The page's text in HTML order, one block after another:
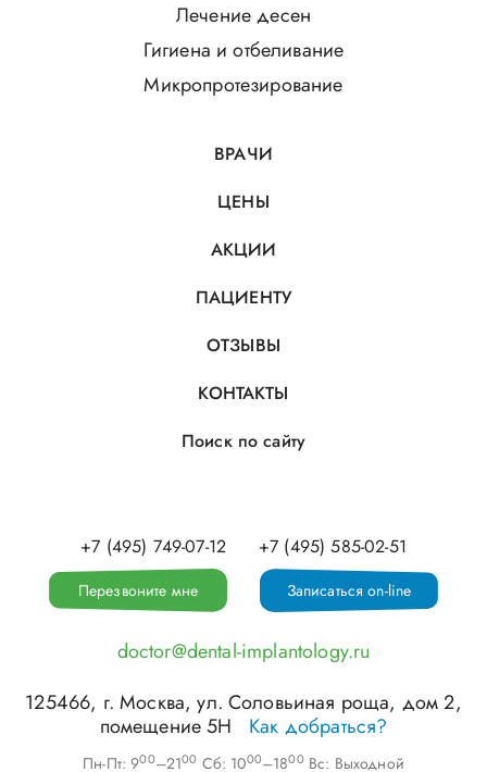
Лечение десен
Гигиена и отбеливание
Микропротезирование
ВРАЧИ
ЦЕНЫ
АКЦИИ
ПАЦИЕНТУ
ОТЗЫВЫ
КОНТАКТЫ
Поиск по сайту
+7 (495) 749-07-12 +7 (495) 585-02-51
Перезвоните мне Записаться on-line
doctor@dental-implantology.ru
125466, г.Москва,ул. Соловьиная роща, дом 2,
помещение 5Н
Как добраться?
Пн-Пт: 900–2100 Сб: 1000–1800 Вс: Выходной